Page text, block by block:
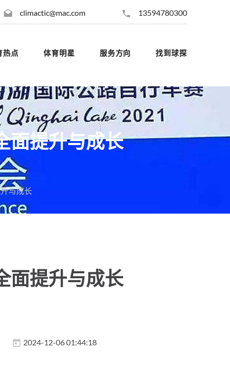
climactic@mac.com 13594780300
热点 体育明星 服务方向 找到球探
面提升与成长
与成长
面提升与成长
2024-12-06 01:44:18